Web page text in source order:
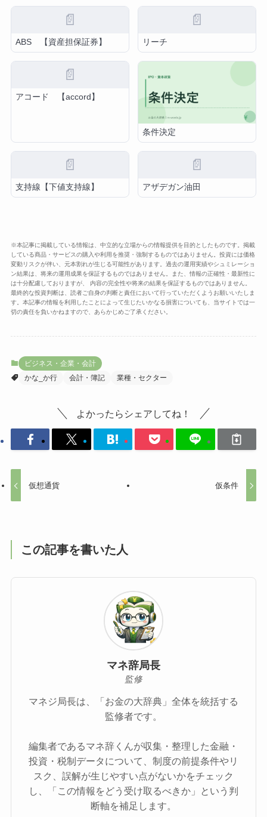
📄
ABS 【資産担保証券】
📄
リーチ
📄
アコード 【accord】
条件決定
📄
支持線【下値支持線】
📄
アザデガン油田
※本記事に掲載している情報は、中立的な立場からの情報提供を目的としたものです。掲載
している商品・サービスの購入や利用を推奨・強制するものではありません。投資には価格
変動リスクが伴い、元本割れが生じる可能性があります。過去の運用実績やシュミレーショ
ン結果は、将来の運用成果を保証するものではありません。また、情報の正確性・最新性に
は十分配慮しておりますが、 内容の完全性や将来の結果を保証するものではありません。
最終的な投資判断は、読者ご自身の判断と責任において行っていただくようお願いいたしま
す。本記事の情報を利用したことによって生じたいかなる損害についても、当サイトでは一
切の責任を負いかねますので、あらかじめご了承ください。
ビジネス・企業・会計
かな_か行
会計・簿記 業種・セクター
よかったらシェアしてね！
仮想通貨 仮条件
この記事を書いた人
マネ辞局長
監修
マネジ局長は、「お金の大辞典」全体を統括する
監修者です。
編集者であるマネ辞くんが収集・整理した金融・
投資・税制データについて、制度の前提条件やリ
スク、誤解が生じやすい点がないかをチェック
し、「この情報をどう受け取るべきか」という判
断軸を補足します。